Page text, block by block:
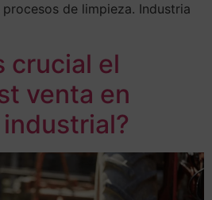
de limpieza. Industria
crucial el
venta en